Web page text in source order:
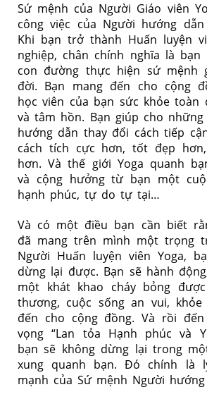
Sứ mệnh của Người Giáo viên
công việc của Người hướng
Khi bạn trở thành Huấn luyện
nghiệp, chân chính nghĩa là
con đường thực hiện sứ mệnh
đời. Bạn mang đến cho cộng
học viên của bạn sức khỏe toàn
và tâm hồn. Bạn giúp cho
hướng dẫn thay đổi cách tiếp
cách tích cực hơn, tốt đẹp
hơn. Và thế giới Yoga quanh
và cộng hưởng từ bạn một
hạnh phúc, tự do tự tại…
Và có một điều bạn cần biết
đã mang trên mình một trọng
Người Huấn luyện viên Yoga,
dừng lại được. Bạn sẽ hành
một khát khao cháy bỏng
thương, cuộc sống an vui,
đến cho cộng đồng. Và rồi
vọng “Lan tỏa Hạnh phúc và
bạn sẽ không dừng lại trong
xung quanh bạn. Đó chính là
mạnh của Sứ mệnh Người hướng